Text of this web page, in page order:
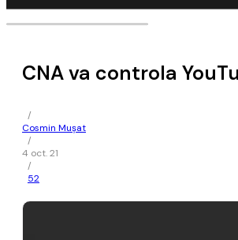
CNA va controla
/
Cosmin Mușat
/
4 oct. 21
/
52